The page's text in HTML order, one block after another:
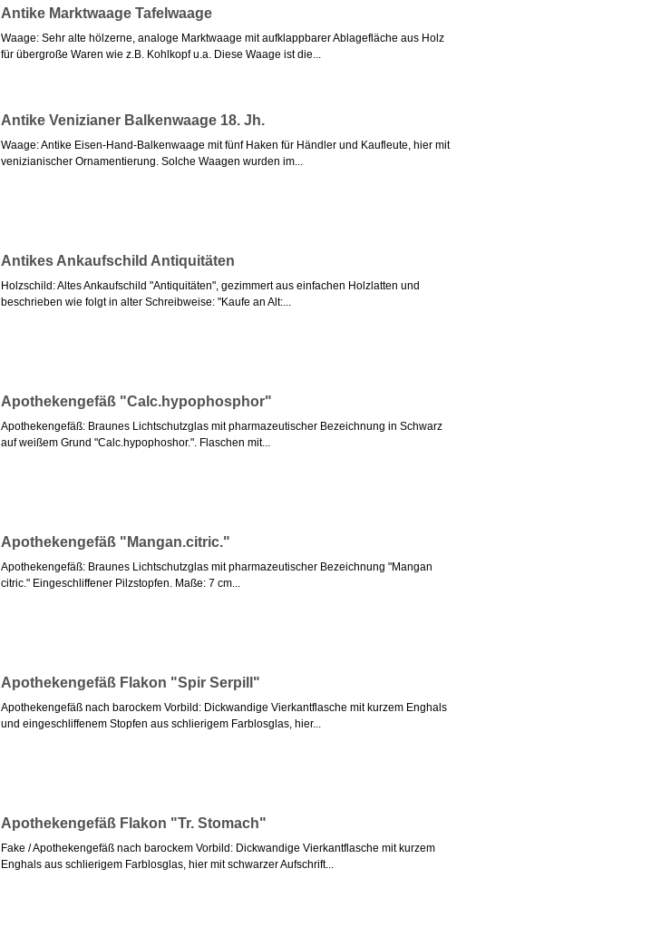
Antike Marktwaage Tafelwaage
Waage: Sehr alte hölzerne, analoge Marktwaage mit aufklappbarer Ablagefläche aus Holz
für übergroße Waren wie z.B. Kohlkopf u.a. Diese Waage ist die...
Antike Venizianer Balkenwaage 18. Jh.
Waage: Antike Eisen-Hand-Balkenwaage mit fünf Haken für Händler und Kaufleute, hier mit
venizianischer Ornamentierung. Solche Waagen wurden im...
Antikes Ankaufschild Antiquitäten
Holzschild: Altes Ankaufschild "Antiquitäten", gezimmert aus einfachen Holzlatten und
beschrieben wie folgt in alter Schreibweise: "Kaufe an Alt:...
Apothekengefäß "Calc.hypophosphor"
Apothekengefäß: Braunes Lichtschutzglas mit pharmazeutischer Bezeichnung in Schwarz
auf weißem Grund "Calc.hypophoshor.". Flaschen mit...
Apothekengefäß "Mangan.citric."
Apothekengefäß: Braunes Lichtschutzglas mit pharmazeutischer Bezeichnung "Mangan
citric." Eingeschliffener Pilzstopfen. Maße: 7 cm...
Apothekengefäß Flakon "Spir Serpill"
Apothekengefäß nach barockem Vorbild: Dickwandige Vierkantflasche mit kurzem Enghals
und eingeschliffenem Stopfen aus schlierigem Farblosglas, hier...
Apothekengefäß Flakon "Tr. Stomach"
Fake / Apothekengefäß nach barockem Vorbild: Dickwandige Vierkantflasche mit kurzem
Enghals aus schlierigem Farblosglas, hier mit schwarzer Aufschrift...